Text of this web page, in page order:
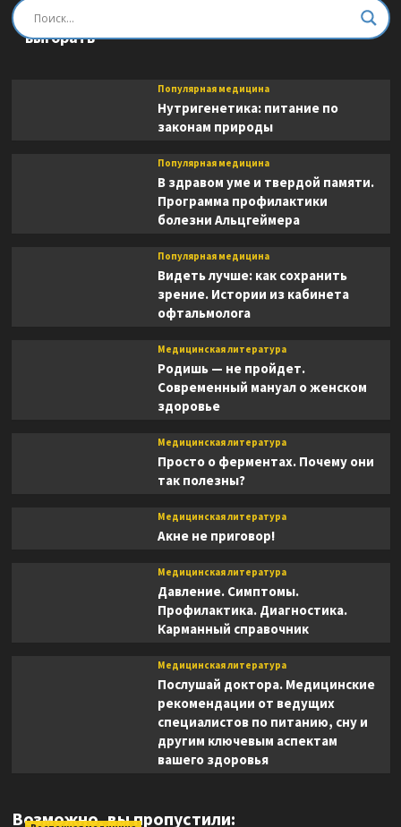
Быть врачом. Как помогать, развиваться и не
выгорать
Популярная медицина
Нутригенетика: питание по
законам природы
Популярная медицина
В здравом уме и твердой памяти.
Программа профилактики
болезни Альцгеймера
Популярная медицина
Видеть лучше: как сохранить
зрение. Истории из кабинета
офтальмолога
Медицинская литература
Родишь — не пройдет.
Современный мануал о женском
здоровье
Медицинская литература
Просто о ферментах. Почему они
так полезны?
Медицинская литература
Акне не приговор!
Медицинская литература
Давление. Симптомы.
Профилактика. Диагностика.
Карманный справочник
Медицинская литература
Послушай доктора. Медицинские
рекомендации от ведущих
специалистов по питанию, сну и
другим ключевым аспектам
вашего здоровья
Возможно, вы пропустили: